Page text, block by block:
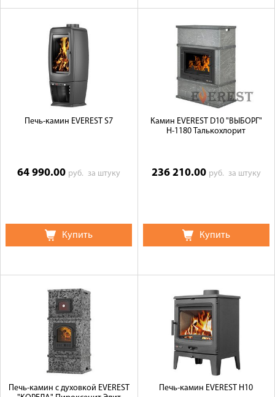
Печь-камин EVEREST S7
64 990.00 руб.за штуку
Купить
Камин EVEREST D10 "ВЫБОРГ"
Н-1180 Талькохлорит
236 210.00 руб. за штуку
Купить
Печь-камин с духовкой EVEREST
Печь-камин EVEREST H10